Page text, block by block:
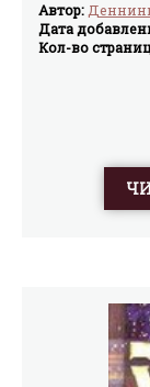
Автор:
Дата
Кол-во